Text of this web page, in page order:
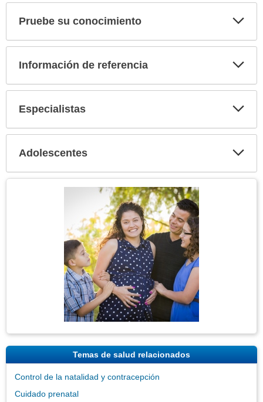
Pruebe su conocimiento
Información de referencia
Especialistas
Adolescentes
Temas de salud relacionados
Control de la natalidad y contracepción
Cuidado prenatal